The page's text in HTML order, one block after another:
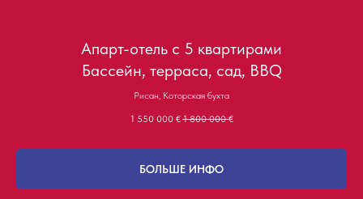
Апарт-отель с 5 квартирами
Бассейн, терраса, сад, BBQ
Рисан, Которская бухта
1 550 000 € 1 800 000 €
БОЛЬШЕ ИНФО